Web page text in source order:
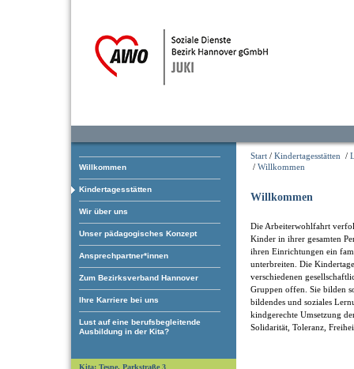
Willkommen
Kindertagesstätten
Wir über uns
Unser pädagogisches Konzept
Ansprechpartner*innen
Zum Bezirksverband Hannover
Ihre Karriere bei uns
Lust auf eine berufsbegleitende
Ausbildung in der Kita?
Start / Kindertagesstätten /
/ Willkommen
Willkommen
Die Arbeiterwohlfahrt
Kinder in ihrer gesamten
ihren Einrichtungen ein
unterbreiten. Die
verschiedenen
Gruppen offen. Sie bilden
bildendes und soziales
kindgerechte Umsetzung
Solidarität, Toleranz,
Kita: Tespe, Parkstraße 3